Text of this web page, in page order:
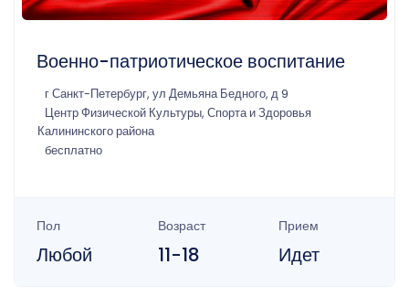
Военно-патриотическое воспитание
г Санкт-Петербург, ул Демьяна Бедного, д 9
Центр Физической Культуры, Спорта и Здоровья
Калининского района
бесплатно
Пол
Любой
Возраст
11-18
Прием
Идет